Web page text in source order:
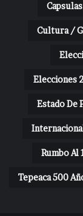
Cultura /
Elecciones
Estado De
Rumbo Al
Tepeaca 500